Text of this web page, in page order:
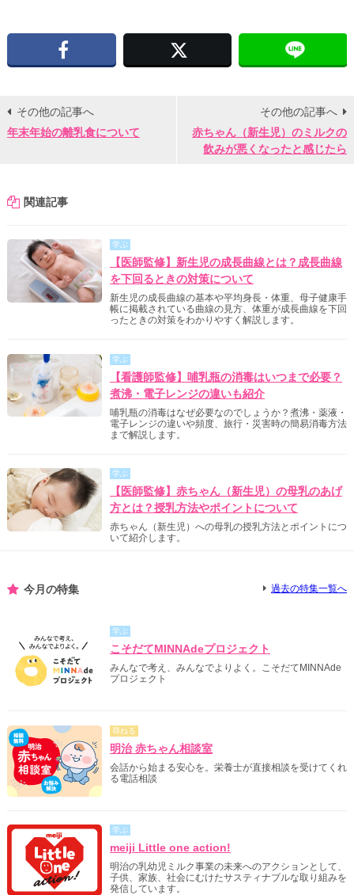
その他の記事へ
年末年始の離乳食について
その他の記事へ
赤ちゃん（新生児）のミルクの
飲みが悪くなったと感じたら
関連記事
学ぶ
【医師監修】新生児の成長曲線とは？成長曲線
を下回るときの対策について
新生児の成長曲線の基本や平均身長・体重、母子健康手
帳に掲載されている曲線の見方、体重が成長曲線を下回
ったときの対策をわかりやすく解説します。
学ぶ
【看護師監修】哺乳瓶の消毒はいつまで必要？
煮沸・電子レンジの違いも紹介
哺乳瓶の消毒はなぜ必要なのでしょうか？煮沸・薬液・
電子レンジの違いや頻度、旅行・災害時の簡易消毒方法
まで解説します。
学ぶ
【医師監修】赤ちゃん（新生児）の母乳のあげ
方とは？授乳方法やポイントについて
赤ちゃん（新生児）への母乳の授乳方法とポイントにつ
いて紹介します。
今月の特集 過去の特集一覧へ
学ぶ
こそだてMINNAdeプロジェクト
みんなで考え、みんなでよりよく。こそだてMINNAde
プロジェクト
尋ねる
明治 赤ちゃん相談室
会話から始まる安心を。栄養士が直接相談を受けてくれ
る電話相談
学ぶ
meiji Little one action!
明治の乳幼児ミルク事業の未来へのアクションとして、
子供、家族、社会にむけたサスティナブルな取り組みを
発信しています。